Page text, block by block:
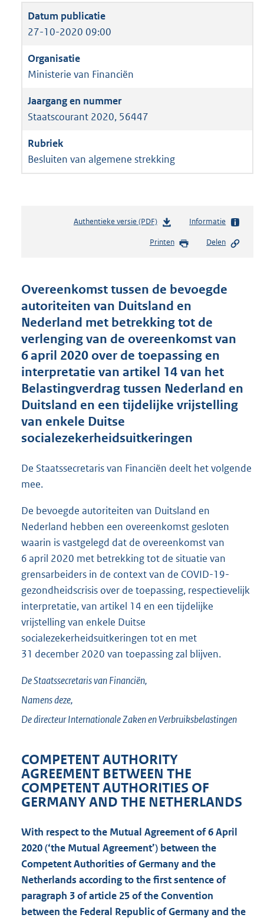
27-10-2020 09:00
Ministerie van Financiën
Staatscourant 2020, 56447
Besluiten van algemene strekking
Authentieke versie (PDF)b
s
n
d
s
g
o
o
t
e
:
8
2
b
Informatie
Printen Delen
Overeenkomst tussen de bevoegde
autoriteiten van Duitsland en
Nederland met betrekking tot de
verlenging van de overeenkomst van
6 april 2020 over de toepassing en
interpretatie van artikel 14 van het
Belastingverdrag tussen Nederland en
Duitsland en een tijdelijke vrijstelling
van enkele Duitse
socialezekerheidsuitkeringen
De Staatssecretaris van Financiën deelt het volgende
mee.
De bevoegde autoriteiten van Duitsland en
Nederland hebben een overeenkomst gesloten
waarin is vastgelegd dat de overeenkomst van
6 april 2020 met betrekking tot de situatie van
grensarbeiders in de context van de COVID-19-
gezondheidscrisis over de toepassing, respectievelijk
interpretatie, van artikel 14 en een tijdelijke
vrijstelling van enkele Duitse
socialezekerheidsuitkeringen tot en met
31 december 2020 van toepassing zal blijven.
De Staatssecretaris van Financiën,
Namens deze,
De directeur Internationale Zaken en Verbruiksbelastingen
COMPETENT AUTHORITY
AGREEMENT BETWEEN THE
COMPETENT AUTHORITIES OF
GERMANY AND THE NETHERLANDS
With respect to the Mutual Agreement of 6 April
2020 (‘the Mutual Agreement’) between the
Competent Authorities of Germany and the
Netherlands according to the first sentence of
paragraph 3 of article 25 of the Convention
between the Federal Republic of Germany and the